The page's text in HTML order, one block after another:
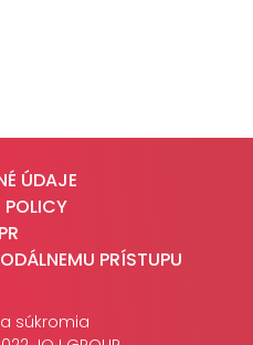
ÚDAJE
PRÍSTUPU
súkromia